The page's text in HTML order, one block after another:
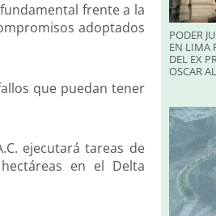
frente a la
adoptados
que puedan tener
ejecutará tareas de
en el Delta
PODER
EN LIMA
DEL EX
OSCAR